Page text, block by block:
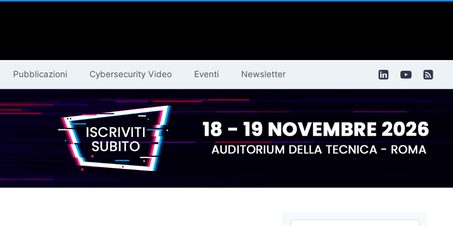
Pubblicazioni Cybersecurity Video Eventi Newsletter